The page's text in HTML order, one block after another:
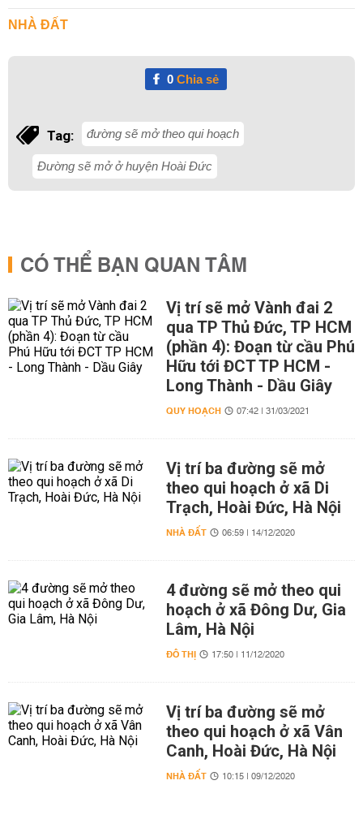
NHÀ ĐẤT
0Chia sẻ
Tag: đường sẽ mở theo qui hoạch
Đường sẽ mở ở huyện Hoài Đức
CÓ THỂ BẠN QUAN TÂM
Vị trí sẽ mở Vành đai 2
qua TP Thủ Đức, TP HCM
(phần 4): Đoạn từ cầu Phú
Hữu tới ĐCT TP HCM -
Long Thành - Dầu Giây
QUY HOẠCH 07:42 | 31/03/2021
Vị trí ba đường sẽ mở
theo qui hoạch ở xã Di
Trạch, Hoài Đức, Hà Nội
NHÀ ĐẤT 06:59 | 14/12/2020
4 đường sẽ mở theo qui
hoạch ở xã Đông Dư, Gia
Lâm, Hà Nội
ĐÔ THỊ 17:50 | 11/12/2020
Vị trí ba đường sẽ mở
theo qui hoạch ở xã Vân
Canh, Hoài Đức, Hà Nội
NHÀ ĐẤT 10:15 | 09/12/2020